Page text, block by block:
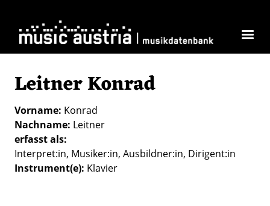
Leitner Konrad
Vorname Konrad
Nachname Leitner
erfasst als
Interpret:in Musiker:in Ausbildner:in Dirigent:in
Instrument(e) Klavier